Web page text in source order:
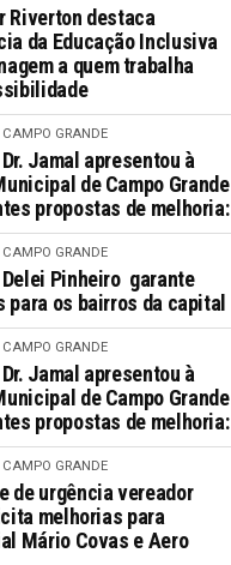
Riverton destaca
da Educação Inclusiva
a quem trabalha
GRANDE
Jamal apresentou à
de Campo Grande
propostas de melhoria:
GRANDE
Pinheiro garante
para os bairros da capital
GRANDE
Jamal apresentou à
de Campo Grande
propostas de melhoria:
GRANDE
de urgência vereador
melhorias para
Mário Covas e Aero